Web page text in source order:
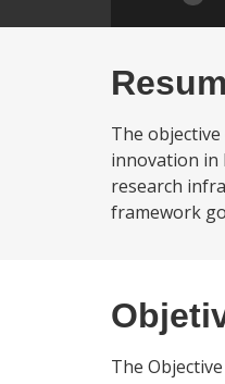
The
innovation in
research
framework
The